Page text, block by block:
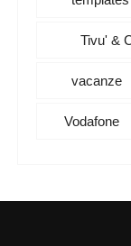
Tivu' &
vacanze
Vodafone